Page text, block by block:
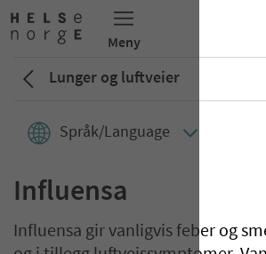
Lunger og luftveier
Språk/Language
Influensa
Influensa gir vanligvis feber og